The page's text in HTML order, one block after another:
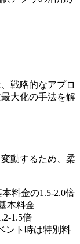
戦略的なアプロ
大化の手法を解
動するため、柔
本料金の1.5-2.0倍
本料金
1.5倍
ント時は特別料